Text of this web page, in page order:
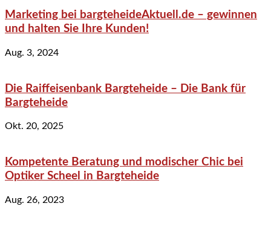
Marketing bei bargteheideAktuell.de – gewinnen
und halten Sie Ihre Kunden!
Aug. 3, 2024
Die Raiffeisenbank Bargteheide – Die Bank für
Bargteheide
Okt. 20, 2025
Kompetente Beratung und modischer Chic bei
Optiker Scheel in Bargteheide
Aug. 26, 2023